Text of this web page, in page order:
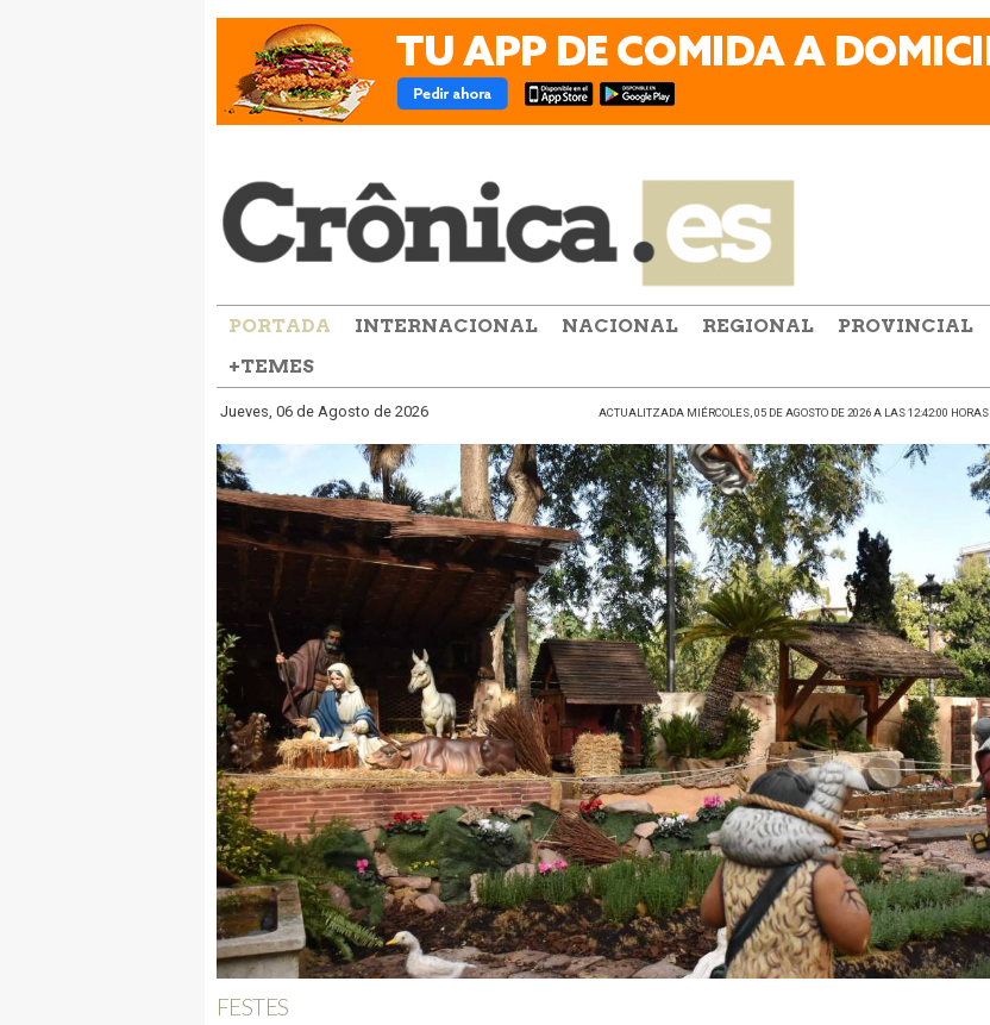
PORTADA INTERNACIONAL NACIONAL REGIONAL PROVINCIAL
+TEMES
Jueves, 06 de Agosto de 2026 ACTUALITZADA MIÉRCOLES, 05 DE AGOSTO DE 2026 A LAS 12:42:00 HORAS
FESTES